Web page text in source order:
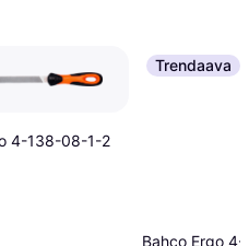
4-138-08-1-2
Trendaava
Bahco Ergo